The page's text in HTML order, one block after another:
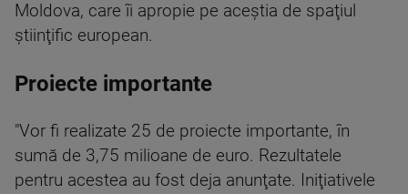
Moldova, care îi apropie pe aceştia de spaţiul
ştiinţific european.
Proiecte importante
"Vor fi realizate 25 de proiecte importante, în
sumă de 3,75 milioane de euro. Rezultatele
pentru acestea au fost deja anunţate. Iniţiativele